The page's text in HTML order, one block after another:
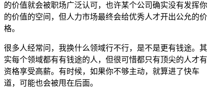
的价值就会被职场广泛认可，也许某个公司确实没有发挥你
的价值的空间，但人力市场最终会给优秀人才开出公允的价
格。
很多人经常问，我换什么领域行不行，是不是更有钱途。其
实每个领域都有有钱途的人，但很可惜都只有顶尖的人才有
资格享受高薪。有时候，如果你不够主动，就算进了快车
道，可能也会被甩在后面。